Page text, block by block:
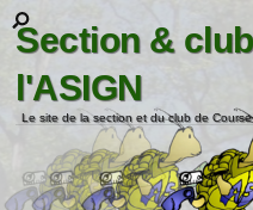
Section &
l'ASIGN
Le site de la section et du club de